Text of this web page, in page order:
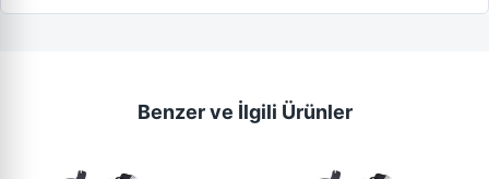
Benzer ve İlgili Ürünler